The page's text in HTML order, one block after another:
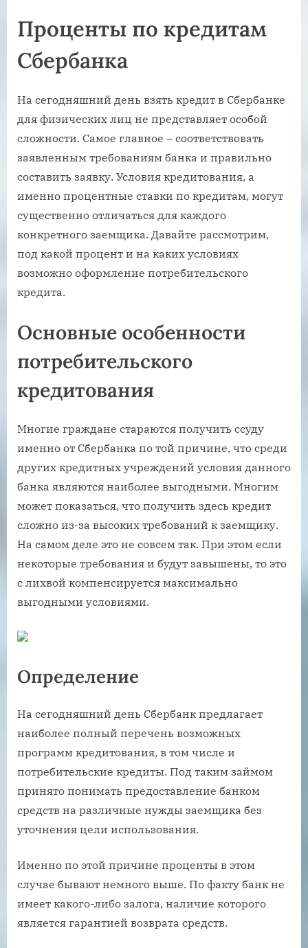
Проценты по кредитам
Сбербанка
На сегодняшний день взять кредит в Сбербанке
для физических лиц не представляет особой
сложности. Самое главное – соответствовать
заявленным требованиям банка и правильно
составить заявку. Условия кредитования, а
именно процентные ставки по кредитам, могут
существенно отличаться для каждого
конкретного заемщика. Давайте рассмотрим,
под какой процент и на каких условиях
возможно оформление потребительского
кредита.
Основные особенности
потребительского
кредитования
Многие граждане стараются получить ссуду
именно от Сбербанка по той причине, что среди
других кредитных учреждений условия данного
банка являются наиболее выгодными. Многим
может показаться, что получить здесь кредит
сложно из-за высоких требований к заемщику.
На самом деле это не совсем так. При этом если
некоторые требования и будут завышены, то это
с лихвой компенсируется максимально
выгодными условиями.
Определение
На сегодняшний день Сбербанк предлагает
наиболее полный перечень возможных
программ кредитования, в том числе и
потребительские кредиты. Под таким займом
принято понимать предоставление банком
средств на различные нужды заемщика без
уточнения цели использования.
Именно по этой причине проценты в этом
случае бывают немного выше. По факту банк не
имеет какого-либо залога, наличие которого
является гарантией возврата средств.